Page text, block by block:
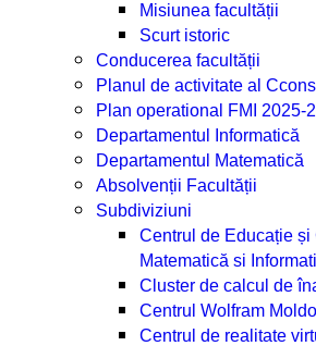
Misiunea facultății
Scurt istoric
Conducerea facultății
Planul de activitate al
Plan operational FMI 2025-
Departamentul Informatică
Departamentul Matematică
Absolvenții Facultății
Subdiviziuni
Centrul de Educație și
Matematică si
Cluster de calcul de
Centrul Wolfram
Centrul de realitate